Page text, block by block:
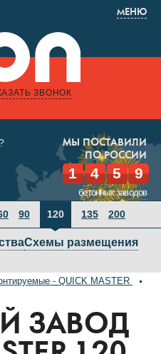
МЕНЮ
ЗВОНОК
МЫ ПОСТАВИЛИ
ПО РОССИИ
1 4 5 9
бетонных заводов
90 120 135 200
Схемы размещения
- QUICK MASTER
ЗАВОД